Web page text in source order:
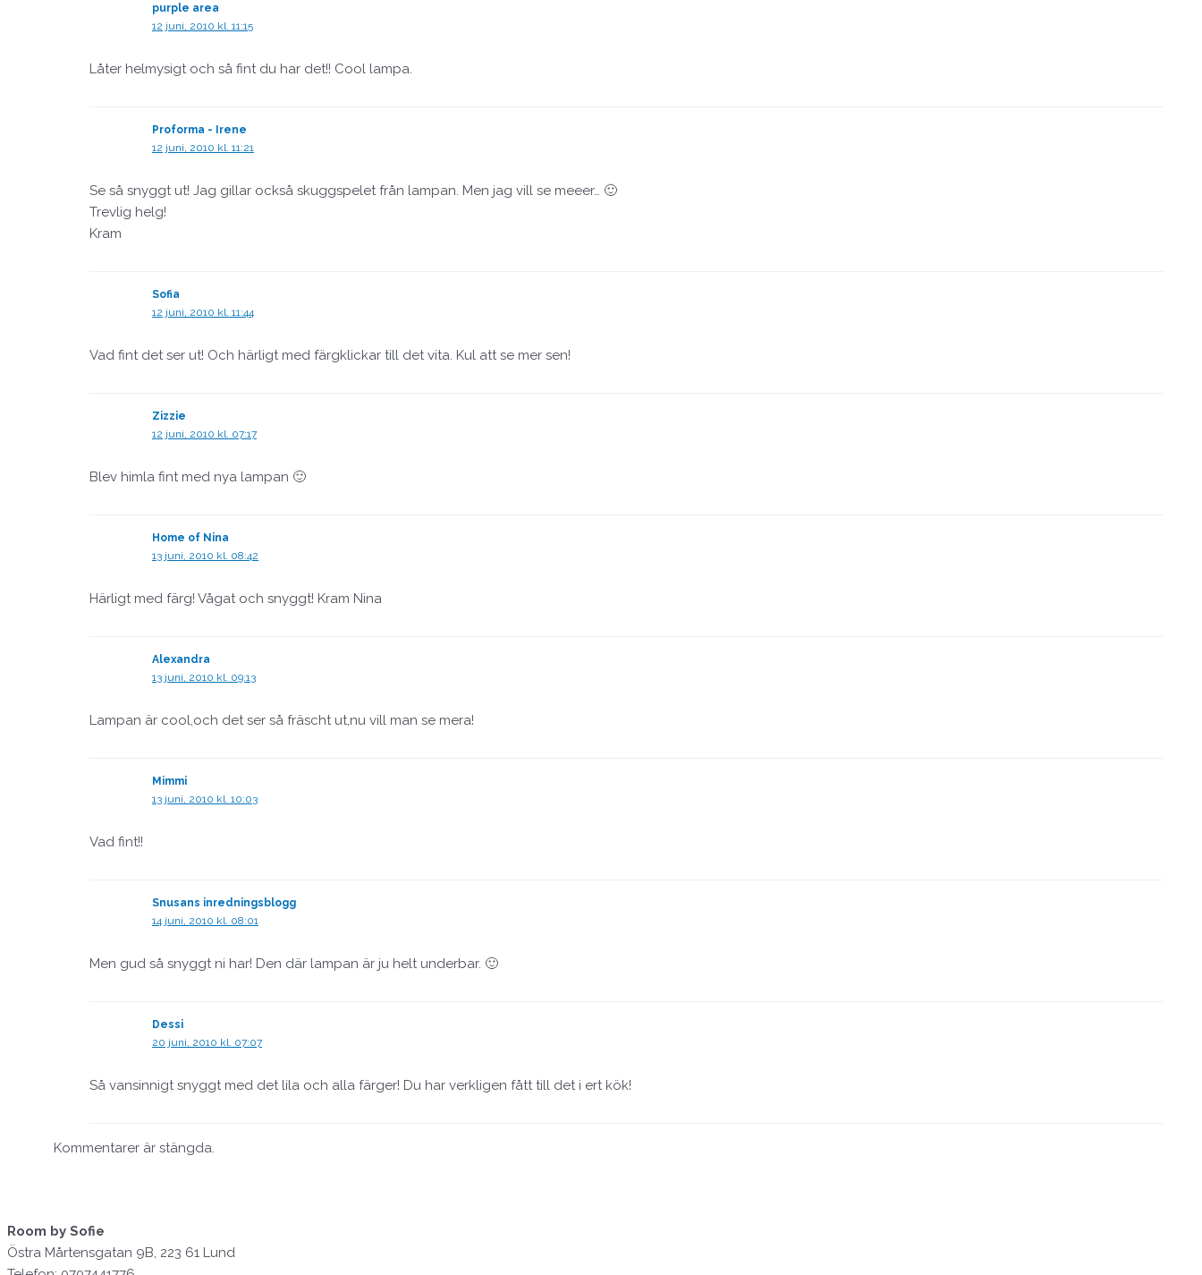
purple area
12 juni, 2010 kl. 11:15
Låter helmysigt och så fint du har det!! Cool lampa.
Proforma - Irene
12 juni, 2010 kl. 11:21
Se så snyggt ut! Jag gillar också skuggspelet från lampan. Men jag vill se meeer… 🙂
Trevlig helg!
Kram
Sofia
12 juni, 2010 kl. 11:44
Vad fint det ser ut! Och härligt med färgklickar till det vita. Kul att se mer sen!
Zizzie
12 juni, 2010 kl. 07:17
Blev himla fint med nya lampan 🙂
Home of Nina
13 juni, 2010 kl. 08:42
Härligt med färg! Vågat och snyggt! Kram Nina
Alexandra
13 juni, 2010 kl. 09:13
Lampan är cool,och det ser så fräscht ut,nu vill man se mera!
Mimmi
13 juni, 2010 kl. 10:03
Vad fint!!
Snusans inredningsblogg
14 juni, 2010 kl. 08:01
Men gud så snyggt ni har! Den där lampan är ju helt underbar. 🙂
Dessi
20 juni, 2010 kl. 07:07
Så vansinnigt snyggt med det lila och alla färger! Du har verkligen fått till det i ert kök!
Kommentarer är stängda.
Room by Sofie
Östra Mårtensgatan 9B, 223 61 Lund